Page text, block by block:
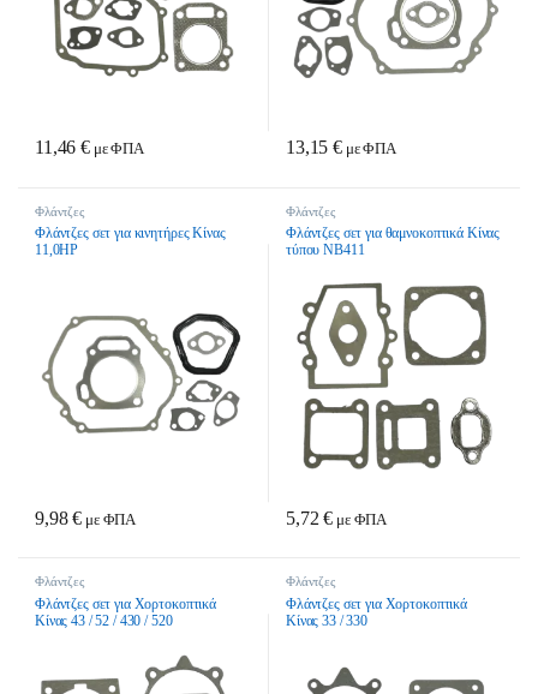
11,46€ με ΦΠΑ 13,15€ με ΦΠΑ
Φλάντζες
Φλάντζες σετ για κινητήρες Κίνας
11,0HP
9,98€ με ΦΠΑ
Φλάντζες
Φλάντζες σετ για θαμνοκοπτικά Κίνας
τύπου NB411
5,72€ με ΦΠΑ
Φλάντζες
Φλάντζες σετ για Χορτοκοπτικά
Κίνας 43 / 52 / 430 / 520
Φλάντζες
Φλάντζες σετ για Χορτοκοπτικά
Κίνας 33 / 330